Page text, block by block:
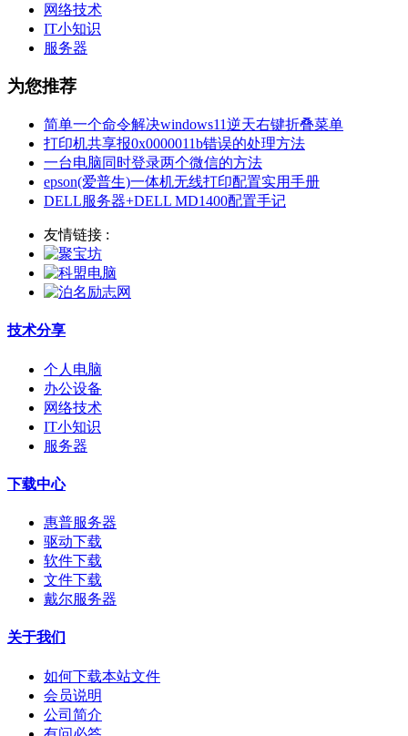
网络技术
IT小知识
服务器
为您推荐
简单一个命令解决windows11逆天右键折叠菜单
打印机共享报0x0000011b错误的处理方法
一台电脑同时登录两个微信的方法
epson(爱普生)一体机无线打印配置实用手册
DELL服务器+DELL MD1400配置手记
友情链接 :
技术分享
个人电脑
办公设备
网络技术
IT小知识
服务器
下载中心
惠普服务器
驱动下载
软件下载
文件下载
戴尔服务器
关于我们
如何下载本站文件
会员说明
公司简介